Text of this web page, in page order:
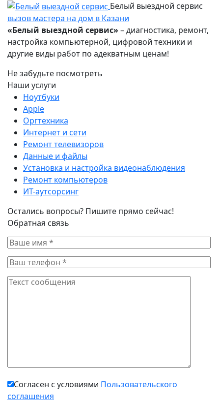
Белый выездной сервис
вызов мастера на дом в Казани
«Белый выездной сервис» – диагностика, ремонт,
настройка компьютерной, цифровой техники и
другие виды работ по адекватным ценам!
Не забудьте посмотреть
Наши услуги
Ноутбуки
Apple
Оргтехника
Интернет и сети
Ремонт телевизоров
Данные и файлы
Установка и настройка видеонаблюдения
Ремонт компьютеров
ИТ-аутсорсинг
Остались вопросы? Пишите прямо сейчас!
Обратная связь
Согласен с условиями Пользовательского
соглашения